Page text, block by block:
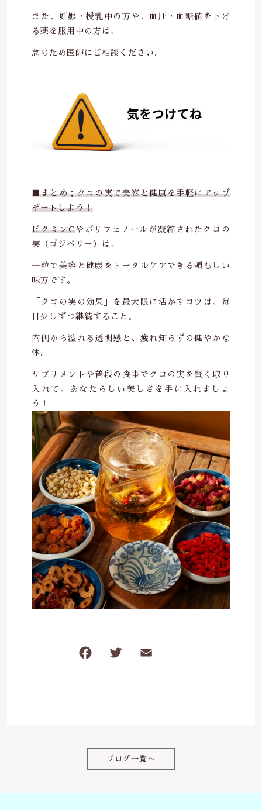
また、妊娠・授乳中の方や、血圧・血糖値を下げ
る薬を服用中の方は、
念のため医師にご相談ください。
■まとめ：クコの実で美容と健康を手軽にアップ
デートしよう！
ビタミンCやポリフェノールが凝縮されたクコの
実（ゴジベリー）は、
一粒で美容と健康をトータルケアできる頼もしい
味方です。
「クコの実の効果」を最大限に活かすコツは、毎
日少しずつ継続すること。
内側から溢れる透明感と、疲れ知らずの健やかな
体。
サプリメントや普段の食事でクコの実を賢く取り
入れて、あなたらしい美しさを手に入れましょ
う！
F
o
o
T
ブログ一覧へ